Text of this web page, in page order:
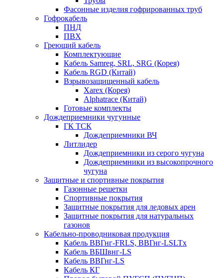
Фасонные изделия гофрированных труб
Гофрокабель
ПНД
ПВХ
Греющий кабель
Комплектующие
Кабель Samreg, SRL, SRG (Корея)
Кабель RGD (Китай)
Взрывозащищенный кабель
Xarex (Корея)
Alphatrace (Китай)
Готовые комплекты
Дождеприемники чугунные
ГК ТСК
Дождеприемники ВЧ
Литлидер
Дождеприемники из серого чугуна
Дождеприемники из высокопрочного
чугуна
Защитные и спортивные покрытия
Газонные решетки
Спортивные покрытия
Защитные покрытия для ледовых арен
Защитные покрытия для натуральных
газонов
Кабельно-проводниковая продукция
Кабель ВВГнг-FRLS, ВВГнг-LSLTx
Кабель ВБШвнг-LS
Кабель ВВГнг-LS
Кабель КГ